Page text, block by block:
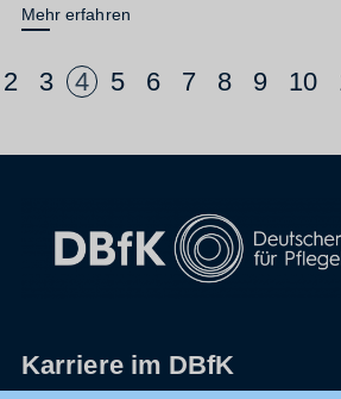
Mehr erfahren
2 3 4 5 6 7 8 9 10
Karriere im DBfK